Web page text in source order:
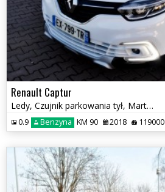
Renault Captur
Ledy, Czujnik parkowania tył, Martwe Pole, Klimatyzacja
0.9 Benzyna KM 90 2018 119000